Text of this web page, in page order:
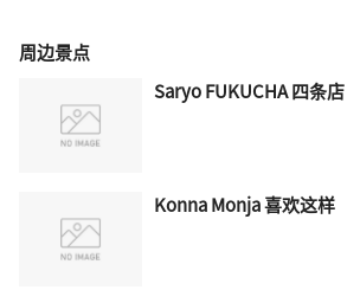
周边景点
Saryo FUKUCHA 四条店
Konna Monja 喜欢这样